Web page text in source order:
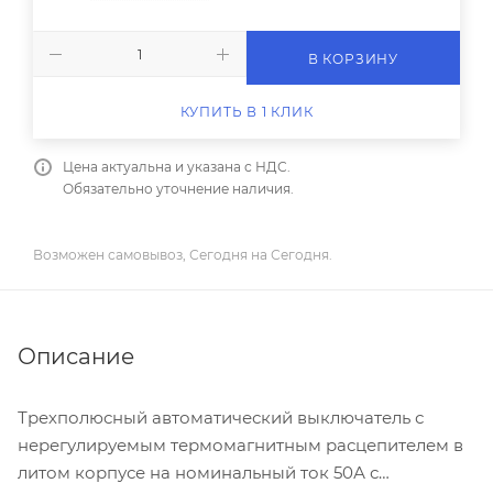
В КОРЗИНУ
КУПИТЬ В 1 КЛИК
Цена актуальна и указана с НДС.
Обязательно уточнение наличия.
Возможен самовывоз, Сегодня на Сегодня.
Описание
Трехполюсный автоматический выключатель с
нерегулируемым термомагнитным расцепителем в
литом корпусе на номинальный ток 50А с